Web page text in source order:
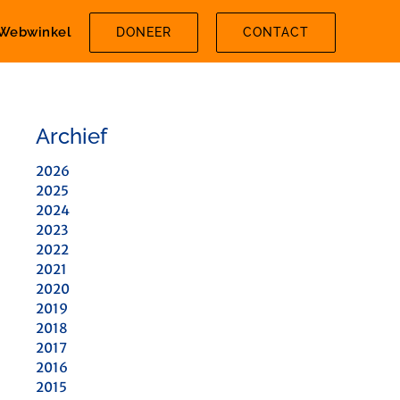
DONEER CONTACT
Archief
2026
2025
2024
2023
2022
2021
2020
2019
2018
2017
2016
2015